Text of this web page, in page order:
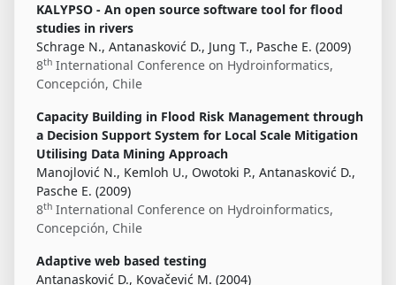
KALYPSO - An open source software tool for flood
studies in rivers
Schrage N., Antanasković D., Jung T., Pasche E. (2009)
8th International Conference on Hydroinformatics,
Concepción, Chile
Capacity Building in Flood Risk Management through
a Decision Support System for Local Scale Mitigation
Utilising Data Mining Approach
Manojlović N., Kemloh U., Owotoki P., Antanasković D.,
Pasche E. (2009)
8th International Conference on Hydroinformatics,
Concepción, Chile
Adaptive web based testing
Antanasković D., Kovačević M. (2004)